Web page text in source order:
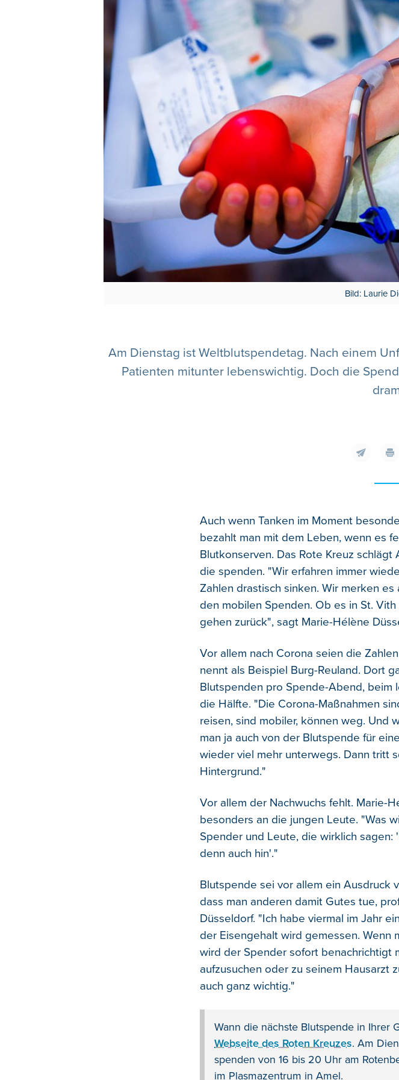
Bild: Laurie
Am Dienstag ist Weltblutspendetag. Nach einem
Patienten mitunter lebenswichtig. Doch die
Auch wenn Tanken im Moment
bezahlt man mit dem Leben, wenn es
Blutkonserven. Das Rote Kreuz
die spenden. "Wir erfahren immer
Zahlen drastisch sinken. Wir merken
den mobilen Spenden. Ob es in St.
gehen zurück", sagt Marie-Hélène
Vor allem nach Corona seien die
nennt als Beispiel Burg-Reuland. Dort
Blutspenden pro Spende-Abend,
die Hälfte. "Die Corona-Maßnahmen
reisen, sind mobiler, können weg. Und
man ja auch von der Blutspende für
wieder viel mehr unterwegs. Dann tritt
Hintergrund."
Vor allem der Nachwuchs fehlt. Marie-
besonders an die jungen Leute. "Was
Spender und Leute, die wirklich sagen:
denn auch hin'."
Blutspende sei vor allem ein Ausdruck
dass man anderen damit Gutes tue,
Düsseldorf. "Ich habe viermal im Jahr
der Eisengehalt wird gemessen. Wenn
wird der Spender sofort benachrichtigt
aufzusuchen oder zu seinem Hausarzt
auch ganz wichtig."
Wann die nächste Blutspende in Ihrer
Webseite des Roten Kreuzes. Am
spenden von 16 bis 20 Uhr am
im Plasmazentrum in Amel.